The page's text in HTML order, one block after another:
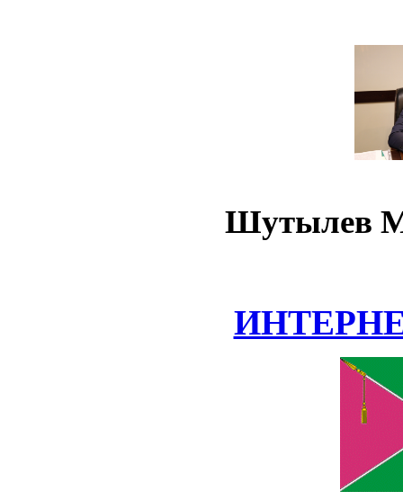
Шутылев